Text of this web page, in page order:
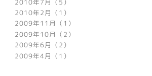
2010年2月（1）
2009年11月（1）
2009年10月（2）
2009年6月（2）
2009年4月（1）